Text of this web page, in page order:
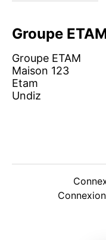
Groupe
Groupe ETAM
Maison 123
Etam
Undiz